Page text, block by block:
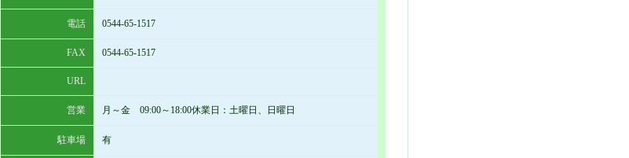
電話 0544-65-1517
FAX 0544-65-1517
URL
営業 月～金 09:00～18:00休業日：土曜日、日曜日
駐車場 有